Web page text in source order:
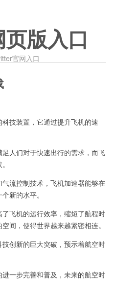
版入口
官网入口
技装置，它通过提升飞机的速
人们对于快速出行的需求，而飞
流控制技术，飞机加速器能够在
新的水平。
飞机的运行效率，缩短了航程时
间，使得世界越来越紧密相连。
创新的巨大突破，预示着航空时
一步完善和普及，未来的航空时